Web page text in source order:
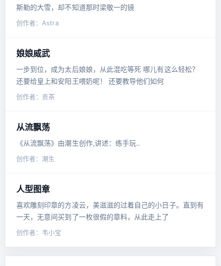
斯勒的大雪，却不知道那时梁敬一的镜
创作者：Astra
娘娘威武
一步到位，成为太后娘娘，从此混吃等死 哪儿有这么轻松？
还要给皇上和安阳王喂奶呢！ 还要教导他们如何
创作者：贡茶
从流飘荡
《从流飘荡》由潮生创作,讲述：练手玩..
创作者：潮生
人型图章
喜欢雕刻印章的方凌云，美滋滋的过着自己的小日子。直到有
一天，无意间买到了一枚很假的章料，从此走上了
创作者：韦小宝